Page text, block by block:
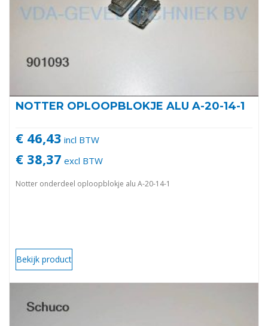
NOTTER OPLOOPBLOKJE ALU A-20-14-1
€ 46,43 incl BTW
€ 38,37 excl BTW
Notter onderdeel oploopblokje alu A-20-14-1
Bekijk product